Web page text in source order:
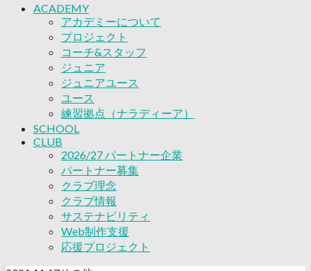
ACADEMY
アカデミーについて
プロジェクト
コーチ&スタッフ
ジュニア
ジュニアユース
ユース
練習拠点（ナラディーア）
SCHOOL
CLUB
2026/27 パートナー企業
パートナー募集
クラブ理念
クラブ情報
サステナビリティ
Web制作支援
応援プロジェクト